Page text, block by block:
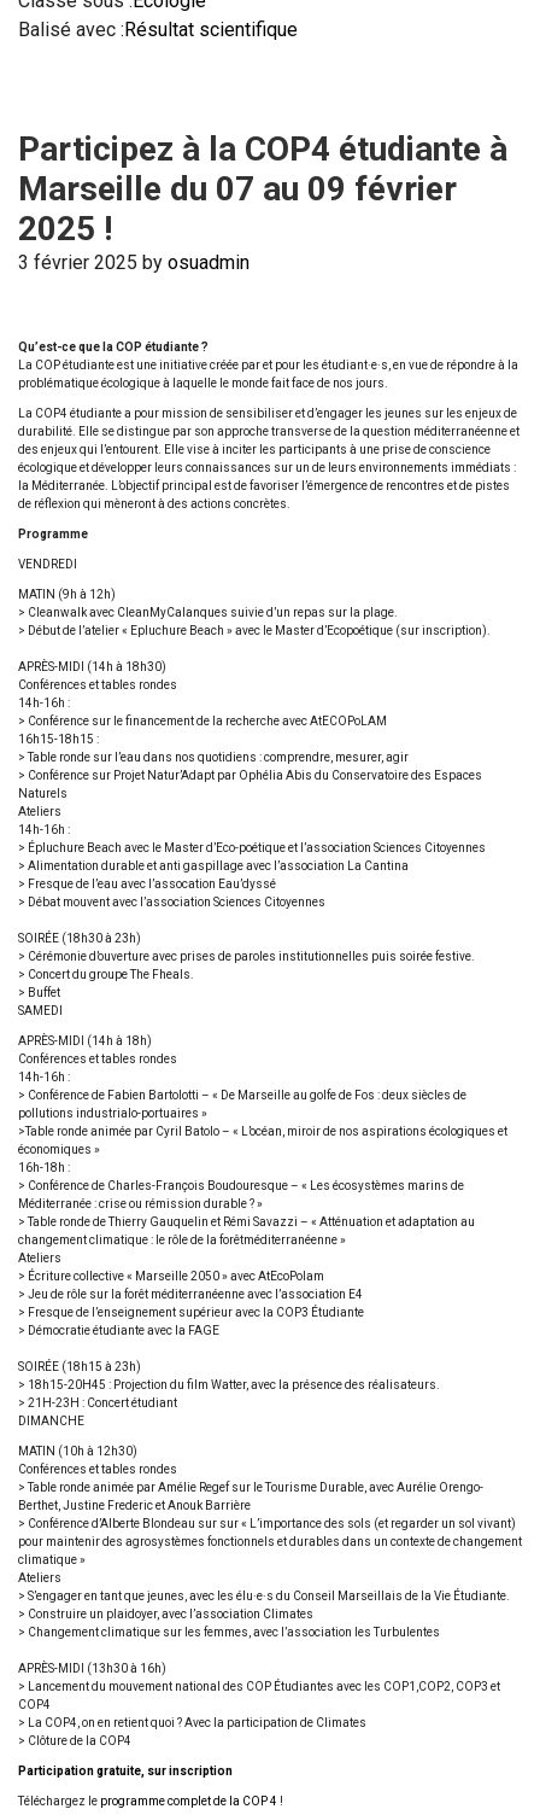
Balisé avec :Résultat scientifique
Participez à la COP4 étudiante à
Marseille du 07 au 09 février
2025 !
3 février 2025 by osuadmin
Qu’est-ce que la COP étudiante ?
La COP étudiante est une initiative créée par et pour les étudiant·e·s, en vue de répondre à la
problématique écologique à laquelle le monde fait face de nos jours.
La COP4 étudiante a pour mission de sensibiliser et d’engager les jeunes sur les enjeux de
durabilité. Elle se distingue par son approche transverse de la question méditerranéenne et
des enjeux qui l’entourent. Elle vise à inciter les participants à une prise de conscience
écologique et développer leurs connaissances sur un de leurs environnements immédiats :
la Méditerranée. L’objectif principal est de favoriser l’émergence de rencontres et de pistes
de réflexion qui mèneront à des actions concrètes.
Programme
VENDREDI
MATIN (9h à 12h)
> Cleanwalk avec CleanMyCalanques suivie d’un repas sur la plage.
> Début de l’atelier « Epluchure Beach » avec le Master d’Ecopoétique (sur inscription).
APRÈS-MIDI (14h à 18h30)
Conférences et tables rondes
14h-16h :
> Conférence sur le financement de la recherche avec AtECOPoLAM
16h15-18h15 :
> Table ronde sur l’eau dans nos quotidiens : comprendre, mesurer, agir
> Conférence sur Projet Natur’Adapt par Ophélia Abis du Conservatoire des Espaces
Naturels
Ateliers
14h-16h :
> Épluchure Beach avec le Master d’Eco-poétique et l’association Sciences Citoyennes
> Alimentation durable et anti gaspillage avec l’association La Cantina
> Fresque de l’eau avec l’assocation Eau’dyssé
> Débat mouvent avec l’association Sciences Citoyennes
SOIRÉE (18h30 à 23h)
> Cérémonie d’ouverture avec prises de paroles institutionnelles puis soirée festive.
> Concert du groupe The Fheals.
> Buffet
SAMEDI
APRÈS-MIDI (14h à 18h)
Conférences et tables rondes
14h-16h :
> Conférence de Fabien Bartolotti – « De Marseille au golfe de Fos : deux siècles de
pollutions industrialo-portuaires »
>Table ronde animée par Cyril Batolo – « L’océan, miroir de nos aspirations écologiques et
économiques »
16h-18h :
> Conférence de Charles-François Boudouresque – « Les écosystèmes marins de
Méditerranée : crise ou rémission durable ? »
> Table ronde de Thierry Gauquelin et Rémi Savazzi – « Atténuation et adaptation au
changement climatique : le rôle de la forêtméditerranéenne »
Ateliers
> Écriture collective « Marseille 2050 » avec AtEcoPolam
> Jeu de rôle sur la forêt méditerranéenne avec l’association E4
> Fresque de l’enseignement supérieur avec la COP3 Étudiante
> Démocratie étudiante avec la FAGE
SOIRÉE (18h15 à 23h)
> 18h15-20H45 : Projection du film Watter, avec la présence des réalisateurs.
> 21H-23H : Concert étudiant
DIMANCHE
MATIN (10h à 12h30)
Conférences et tables rondes
> Table ronde animée par Amélie Regef sur le Tourisme Durable, avec Aurélie Orengo-
Berthet, Justine Frederic et Anouk Barrière
> Conférence d’Alberte Blondeau sur sur « L’importance des sols (et regarder un sol vivant)
pour maintenir des agrosystèmes fonctionnels et durables dans un contexte de changement
climatique »
Ateliers
> S’engager en tant que jeunes, avec les élu·e·s du Conseil Marseillais de la Vie Étudiante.
> Construire un plaidoyer, avec l’association Climates
> Changement climatique sur les femmes, avec l’association les Turbulentes
APRÈS-MIDI (13h30 à 16h)
> Lancement du mouvement national des COP Étudiantes avec les COP1,COP2, COP3 et
COP4
> La COP4, on en retient quoi ? Avec la participation de Climates
> Clôture de la COP4
Participation gratuite, sur inscription
Téléchargez le programme complet de la COP 4 !